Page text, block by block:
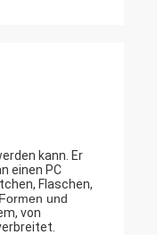
kann. Er
einen PC
Flaschen,
und
von